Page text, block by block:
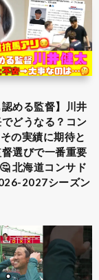
認める監督】川井
どうなる？コン
の実績に期待と
選びで一番重要
北海道コンサド
2027シーズン